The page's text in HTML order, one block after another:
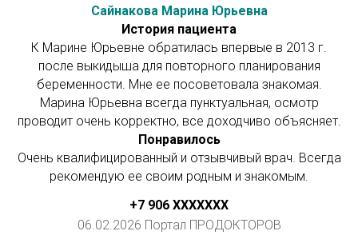
Сайнакова Марина Юрьевна
История пациента
К Марине Юрьевне обратилась впервые в 2013 г.
после выкидыша для повторного планирования
беременности. Мне ее посоветовала знакомая.
Марина Юрьевна всегда пунктуальная, осмотр
проводит очень корректно, все доходчиво объясняет.
Понравилось
Очень квалифицированный и отзывчивый врач. Всегда
рекомендую ее своим родным и знакомым.
+7 906 ХХXXXXX
06.02.2026 Портал ПРОДОКТОРОВ